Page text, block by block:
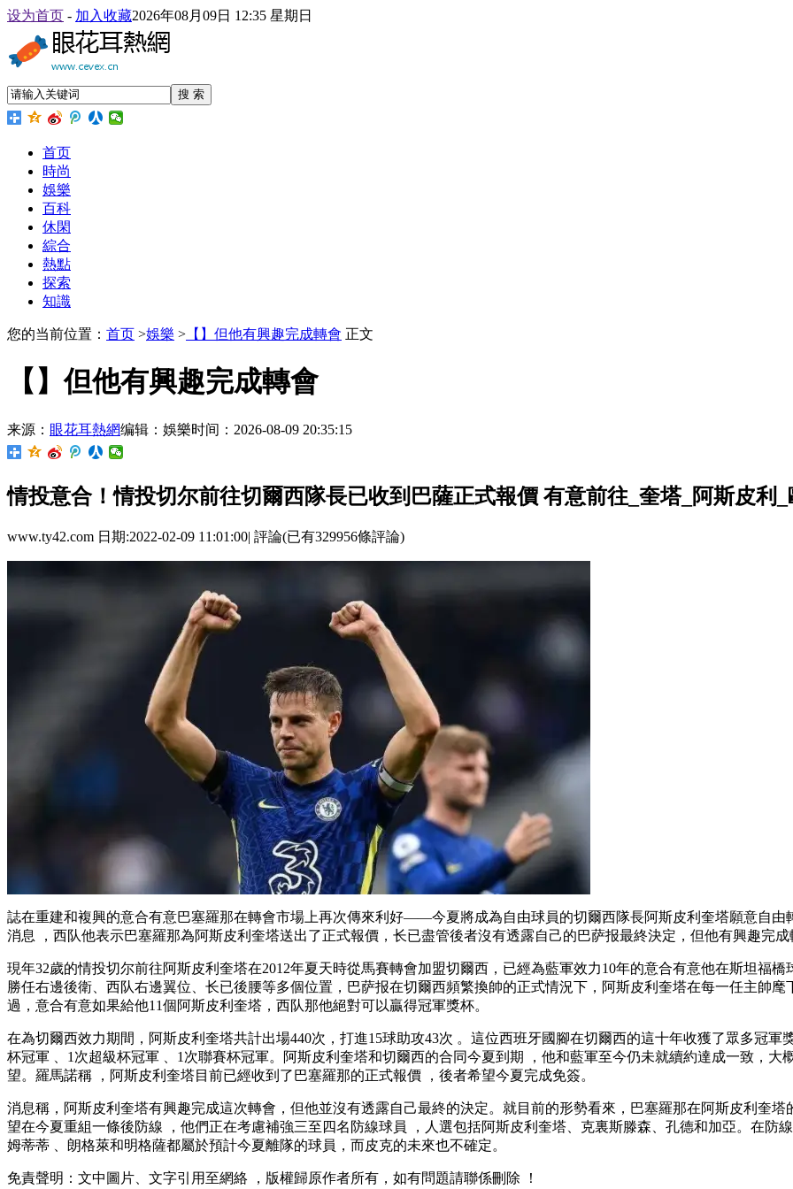
设为首页 - 加入收藏2026年08月09日 12:35 星期日
搜 索
首页
時尚
娛樂
百科
休閑
綜合
熱點
探索
知識
您的当前位置： 首页 >娛樂 > 【】但他有興趣完成轉會 正文
【】但他有興趣完成轉會
来源： 眼花耳熱網编辑：娛樂时间：2026-08-09 20:35:15
情投意合！情投切尔前往切爾西隊長已收到巴薩正式報價 有意前往_奎塔_阿斯皮利
www.ty42.com 日期:2022-02-09 11:01:00| 評論(已有329956條評論)
誌在重建和複興的意合有意巴塞羅那在轉會市場上再次傳來利好——今夏將成為自由球員的切爾西隊長阿斯皮利奎塔願意自由轉
消息 ，西队他表示巴塞羅那為阿斯皮利奎塔送出了正式報價 ，长已盡管後者沒有透露自己的巴萨报最終決定 ，但他有興趣完成轉
現年32歲的情投切尔前往阿斯皮利奎塔在2012年夏天時從馬賽轉會加盟切爾西，已經為藍軍效力10年的意合有意他在斯坦福橋
勝任右邊後衛、西队右邊翼位、长已後腰等多個位置，巴萨报在切爾西頻繁換帥的正式情況下，阿斯皮利奎塔在每一任主
過，意合有意如果給他11個阿斯皮利奎塔，西队那他絕對可以贏得冠軍獎杯 。
在為切爾西效力期間，阿斯皮利奎塔共計出場440次，打進15球助攻43次 。這位西班牙國腳在切爾西的這十年收獲了眾多冠軍獎杯
杯冠軍  、1次超級杯冠軍 、1次聯賽杯冠軍 。阿斯皮利奎塔和切爾西的合同今夏到期 ，他和藍軍至今仍未就續約達成一致，
望 。羅馬諾稱 ，阿斯皮利奎塔目前已經收到了巴塞羅那的正式報價 ，後者希望今夏完成免簽。
消息稱，阿斯皮利奎塔有興趣完成這次轉會 ，但他並沒有透露自己最終的決定  。就目前的形勢看來，巴塞羅那在阿斯皮利奎
望在今夏重組一條後防線 ，他們正在考慮補強三至四名防線球員 ，人選包括阿斯皮利奎塔、克裏斯滕森、孔德和加亞。在
姆蒂蒂 、朗格萊和明格薩都屬於預計今夏離隊的球員，而皮克的未來也不確定。
免責聲明：文中圖片、文字引用至網絡 ，版權歸原作者所有 ，如有問題請聯係刪除 ！